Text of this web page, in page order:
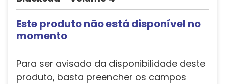
Este produto não está disponível no
momento
Para ser avisado da disponibilidade deste
produto, basta preencher os campos